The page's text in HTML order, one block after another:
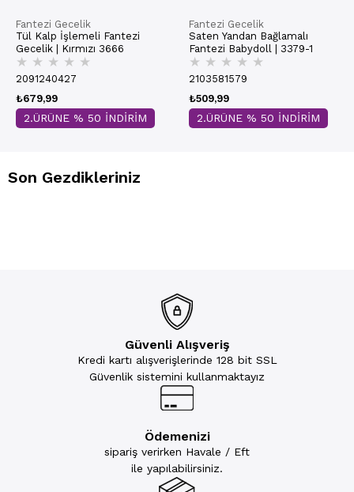
Fantezi Gecelik
Tül Kalp İşlemeli Fantezi
Gecelik | Kırmızı 3666
★ ★ ★ ★ ★
2091240427
₺679,99
2.ÜRÜNE % 50 İNDİRİM
Fantezi Gecelik
Saten Yandan Bağlamalı
Fantezi Babydoll | 3379-1
★ ★ ★ ★ ★
2103581579
₺509,99
2.ÜRÜNE % 50 İNDİRİM
Son Gezdikleriniz
Güvenli Alışveriş
Kredi kartı alışverişlerinde 128 bit SSL
Güvenlik sistemini kullanmaktayız
Ödemenizi
sipariş verirken Havale / Eft
ile yapılabilirsiniz.